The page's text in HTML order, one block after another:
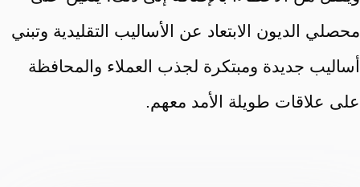
محصلي الديون الابتعاد عن الأساليب التقليدية وتبني
أساليب جديدة ومبتكرة لجذب العملاء والمحافظة
على علاقات طويلة الأمد معهم.